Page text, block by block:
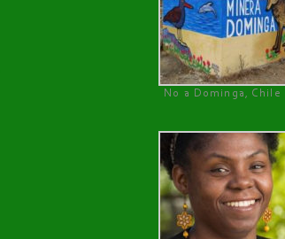
No a Dominga, Chile